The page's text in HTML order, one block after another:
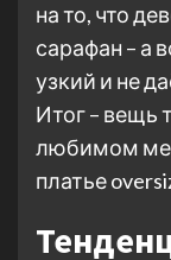
на то, что
сарафан – а
узкий и не
Итог – вещь
любимом
платье